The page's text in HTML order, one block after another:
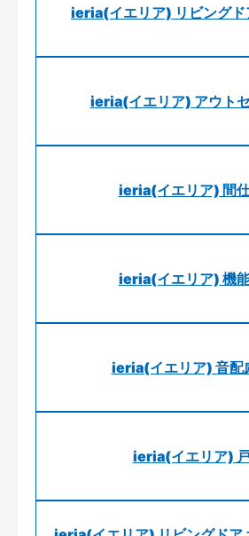
ieria(イエリア) リビングド
ieria(イエリア) アウト
ieria(イエリア) 間
ieria(イエリア) 機
ieria(イエリア) 音配
ieria(イエリア)